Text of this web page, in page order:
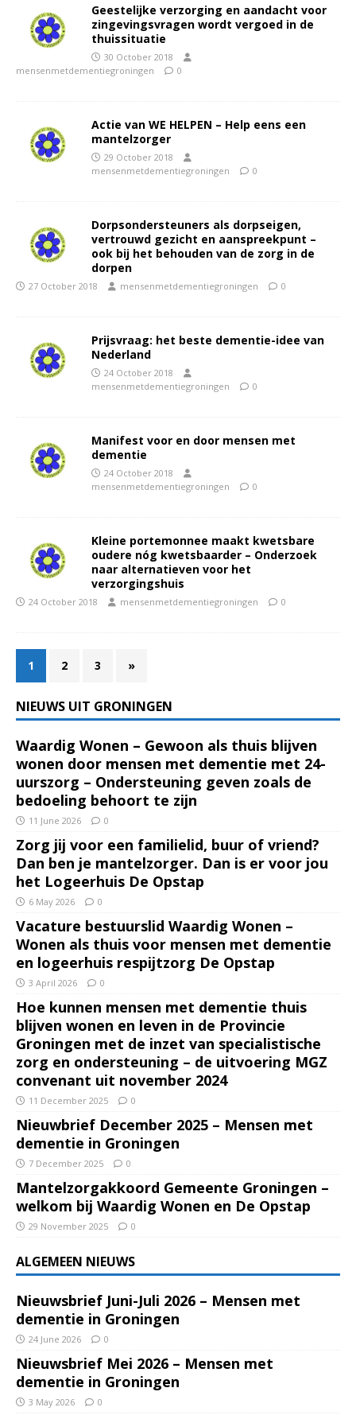
Geestelijke verzorging en aandacht voor
zingevingsvragen wordt vergoed in de
thuissituatie
30 October 2018
mensenmetdementiegroningen
0
Actie van WE HELPEN – Help eens een
mantelzorger
29 October 2018
mensenmetdementiegroningen
0
Dorpsondersteuners als dorpseigen,
vertrouwd gezicht en aanspreekpunt –
ook bij het behouden van de zorg in de
dorpen
27 October 2018 mensenmetdementiegroningen 0
Prijsvraag: het beste dementie-idee van
Nederland
24 October 2018
mensenmetdementiegroningen
0
Manifest voor en door mensen met
dementie
24 October 2018
mensenmetdementiegroningen
0
Kleine portemonnee maakt kwetsbare
oudere nóg kwetsbaarder – Onderzoek
naar alternatieven voor het
verzorgingshuis
24 October 2018 mensenmetdementiegroningen 0
1 2 3 »
NIEUWS UIT GRONINGEN
Waardig Wonen – Gewoon als thuis blijven
wonen door mensen met dementie met 24-
uurszorg – Ondersteuning geven zoals de
bedoeling behoort te zijn
11 June 2026 0
Zorg jij voor een familielid, buur of vriend?
Dan ben je mantelzorger. Dan is er voor jou
het Logeerhuis De Opstap
6 May 2026 0
Vacature bestuurslid Waardig Wonen –
Wonen als thuis voor mensen met dementie
en logeerhuis respijtzorg De Opstap
3 April 2026 0
Hoe kunnen mensen met dementie thuis
blijven wonen en leven in de Provincie
Groningen met de inzet van specialistische
zorg en ondersteuning – de uitvoering MGZ
convenant uit november 2024
11 December 2025 0
Nieuwbrief December 2025 – Mensen met
dementie in Groningen
7 December 2025 0
Mantelzorgakkoord Gemeente Groningen –
welkom bij Waardig Wonen en De Opstap
29 November 2025 0
ALGEMEEN NIEUWS
Nieuwsbrief Juni-Juli 2026 – Mensen met
dementie in Groningen
24 June 2026 0
Nieuwsbrief Mei 2026 – Mensen met
dementie in Groningen
3 May 2026 0